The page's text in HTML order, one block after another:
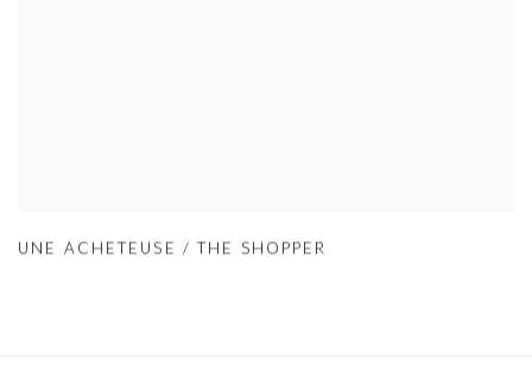
UNE ACHETEUSE / THE SHOPPER